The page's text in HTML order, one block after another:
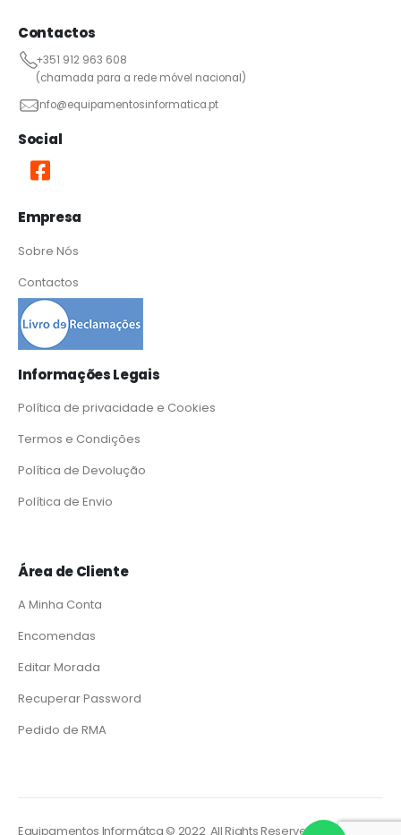
Contactos
+351 912 963 608
(chamada para a rede móvel nacional)
info@equipamentosinformatica.pt
Social
Empresa
Sobre Nós
Contactos
Informações Legais
Política de privacidade e Cookies
Termos e Condições
Política de Devolução
Política de Envio
Área de Cliente
A Minha Conta
Encomendas
Editar Morada
Recuperar Password
Pedido de RMA
Equipamentos Informátca © 2022 All Rights Reserved. Powered by